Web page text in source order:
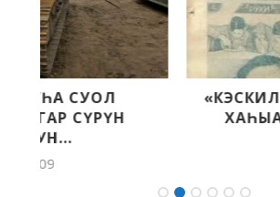
«КЭСКИЛ» — «БЭЛЭМ
ХАҺЫАТТАРТАН